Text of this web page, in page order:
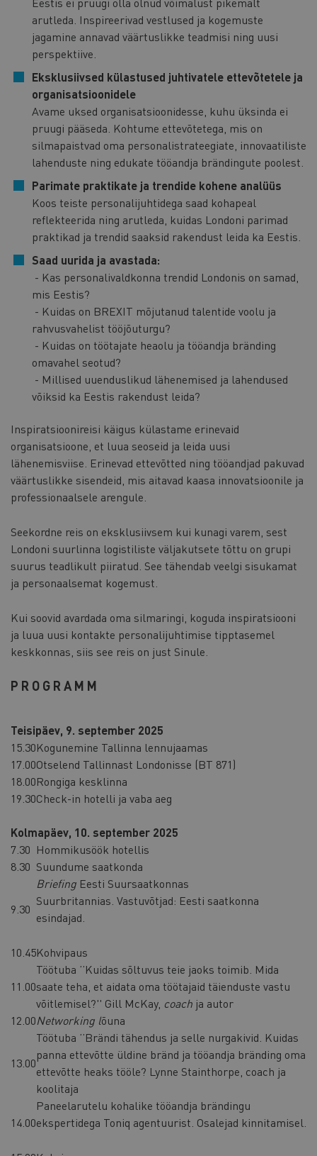
arutleda. Inspireerivad vestlused ja kogemuste
jagamine annavad väärtuslikke teadmisi ning uusi
perspektiive.
Eksklusiivsed külastused juhtivatele ettevõtetele ja
organisatsioonidele
Avame uksed organisatsioonidesse, kuhu üksinda ei
pruugi pääseda. Kohtume ettevõtetega, mis on
silmapaistvad oma personalistrateegiate, innovaatiliste
lahenduste ning edukate tööandja brändingute poolest.
Parimate praktikate ja trendide kohene analüüs
Koos teiste personalijuhtidega saad kohapeal
reflekteerida ning arutleda, kuidas Londoni parimad
praktikad ja trendid saaksid rakendust leida ka Eestis.
Saad uurida ja avastada:
- Kas personalivaldkonna trendid Londonis on samad,
mis Eestis?
- Kuidas on BREXIT mõjutanud talentide voolu ja
rahvusvahelist tööjõuturgu?
- Kuidas on töötajate heaolu ja tööandja bränding
omavahel seotud?
- Millised uuenduslikud lähenemised ja lahendused
võiksid ka Eestis rakendust leida?
Inspiratsioonireisi käigus külastame erinevaid
organisatsioone, et luua seoseid ja leida uusi
lähenemisviise. Erinevad ettevõtted ning tööandjad pakuvad
väärtuslikke sisendeid, mis aitavad kaasa innovatsioonile ja
professionaalsele arengule.
Seekordne reis on eksklusiivsem kui kunagi varem, sest
Londoni suurlinna logistiliste väljakutsete tõttu on grupi
suurus teadlikult piiratud. See tähendab veelgi sisukamat
ja personaalsemat kogemust.
Kui soovid avardada oma silmaringi, koguda inspiratsiooni
ja luua uusi kontakte personalijuhtimise tipptasemel
keskkonnas, siis see reis on just Sinule.
PROGRAMM
Teisipäev, 9. september 2025
15.30Kogunemine Tallinna lennujaamas
17.00Otselend Tallinnast Londonisse (BT 871)
18.00Rongiga kesklinna
19.30Check-in hotelli ja vaba aeg
Kolmapäev, 10. september 2025
7.30 Hommikusöök hotellis
8.30 Suundume saatkonda
9.30
Briefing Eesti Suursaatkonnas
Suurbritannias. Vastuvõtjad: Eesti saatkonna
esindajad.
10.45Kohvipaus
11.00
Töötuba ’’Kuidas sõltuvus teie jaoks toimib. Mida
saate teha, et aidata oma töötajaid täienduste vastu
võitlemisel?'' Gill McKay, coach ja autor
12.00Networking lõuna
13.00
Töötuba ’’Brändi tähendus ja selle nurgakivid. Kuidas
panna ettevõtte üldine bränd ja tööandja bränding oma
ettevõtte heaks tööle? Lynne Stainthorpe, coach ja
koolitaja
14.00
Paneelarutelu kohalike tööandja brändingu
ekspertidega Toniq agentuurist. Osalejad kinnitamisel.